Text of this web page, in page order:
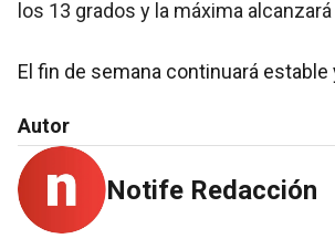
los 13 grados y la máxima
El fin de semana continuará estable
Autor
Notife Redacción